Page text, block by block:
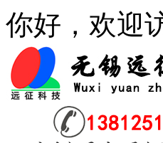
你好，欢迎